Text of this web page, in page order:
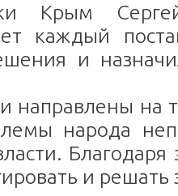
Крым
каждый
и
направлены на
народа
и решать